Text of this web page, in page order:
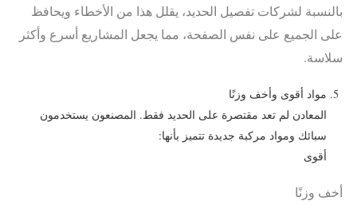
بالنسبة لشركات تفصيل الحديد، يقلل هذا من الأخطاء ويحافظ
على الجميع على نفس الصفحة، مما يجعل المشاريع أسرع وأكثر
سلاسة.
مواد أقوى وأخف وزنًا
المعادن لم تعد مقتصرة على الحديد فقط. المصنعون يستخدمون
سبائك ومواد مركبة جديدة تتميز بأنها:
أقوى
أخف وزنًا